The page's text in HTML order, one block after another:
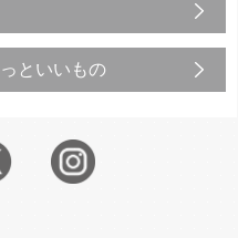
といいもの